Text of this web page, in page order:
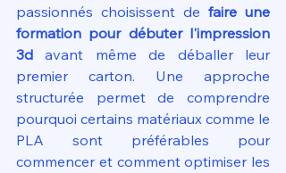
passionnés choisissent de faire une
formation pour débuter l'impression
3d avant même de déballer leur
premier carton. Une approche
structurée permet de comprendre
pourquoi certains matériaux comme le
PLA sont préférables pour
commencer et comment optimiser les